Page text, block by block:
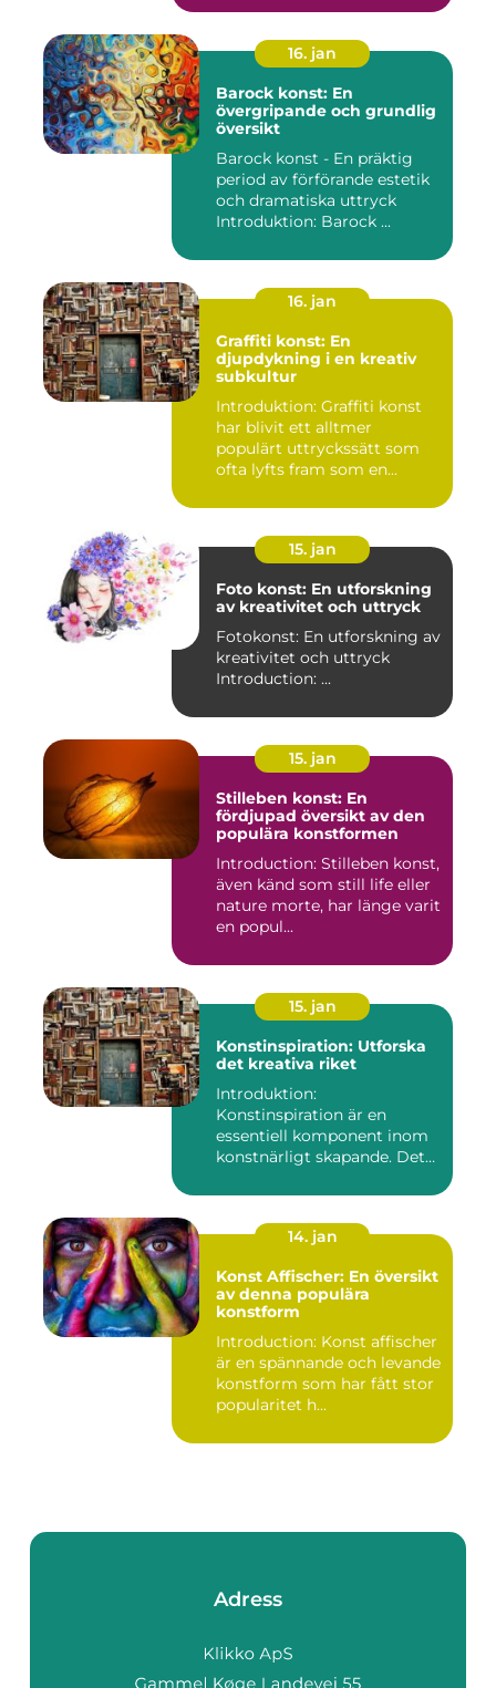
16. jan
Barock konst: En
övergripande och grundlig
översikt
Barock konst - En präktig
period av förförande estetik
och dramatiska uttryck
Introduktion: Barock ...
16. jan
Graffiti konst: En
djupdykning i en kreativ
subkultur
Introduktion: Graffiti konst
har blivit ett alltmer
populärt uttryckssätt som
ofta lyfts fram som en...
15. jan
Foto konst: En utforskning
av kreativitet och uttryck
Fotokonst: En utforskning av
kreativitet och uttryck
Introduction: ...
15. jan
Stilleben konst: En
fördjupad översikt av den
populära konstformen
Introduction: Stilleben konst,
även känd som still life eller
nature morte, har länge varit
en popul...
15. jan
Konstinspiration: Utforska
det kreativa riket
Introduktion:
Konstinspiration är en
essentiell komponent inom
konstnärligt skapande. Det
14. jan
Konst Affischer: En översikt
av denna populära
konstform
Introduction: Konst affischer
är en spännande och levande
konstform som har fått stor
popularitet h...
Adress